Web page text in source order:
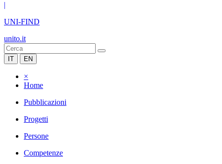
|
UNI-FIND
unito.it
IT EN
×
Home
Pubblicazioni
Progetti
Persone
Competenze